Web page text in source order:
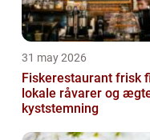
31 may 2026
Fiskerestaurant frisk fisk,
lokale råvarer og
kyststemning